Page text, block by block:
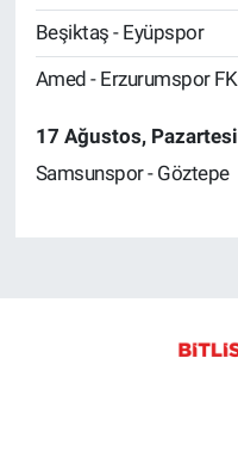
Beşiktaş - Eyüpspor
Amed - Erzurumspor FK
17 Ağustos, Pazartesi
Samsunspor - Göztepe